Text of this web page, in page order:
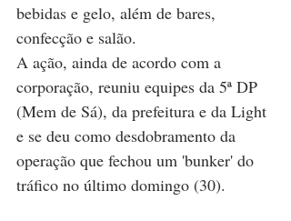
bebidas e gelo, além de bares,
confecção e salão.
A ação, ainda de acordo com a
corporação, reuniu equipes da 5ª DP
(Mem de Sá), da prefeitura e da Light
e se deu como desdobramento da
operação que fechou um 'bunker' do
tráfico no último domingo (30).